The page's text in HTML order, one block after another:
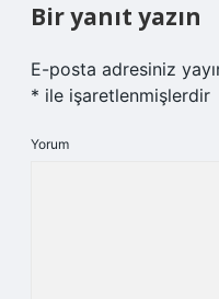
Bir yanıt yazın
E-posta adresiniz
* ile işaretlenmişlerdir
Yorum